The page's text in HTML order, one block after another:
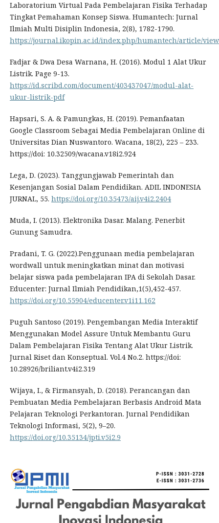
Laboratorium Virtual Pada Pembelajaran Fisika Terhadap
Tingkat Pemahaman Konsep Siswa. Humantech: Jurnal
Ilmiah Multi Disiplin Indonesia, 2(8), 1782-1790.
https://journal.ikopin.ac.id/index.php/humantech/article/
Fadjar & Dwa Desa Warnana, H. (2016). Modul 1 Alat Ukur
Listrik. Page 9-13.
https://id.scribd.com/document/403437047/modul-alat-
ukur-listrik-pdf
Hapsari, S. A. & Pamungkas, H. (2019). Pemanfaatan
Google Classroom Sebagai Media Pembelajaran Online di
Universitas Dian Nuswantoro. Wacana, 18(2), 225 – 233.
https://doi: 10.32509/wacana.v18i2.924
Lega, D. (2023). Tanggungjawab Pemerintah dan
Kesenjangan Sosial Dalam Pendidikan. ADIL INDONESIA
JURNAL, 55. https://doi.org/10.35473/aij.v4i2.2404
Muda, I. (2013). Elektronika Dasar. Malang. Penerbit
Gunung Samudra.
Pradani, T. G. (2022).Penggunaan media pembelajaran
wordwall untuk meningkatkan minat dan motivasi
belajar siswa pada pembelajaran IPA di Sekolah Dasar.
Educenter: Jurnal Ilmiah Pendidikan,1(5),452-457.
https://doi.org/10.55904/educenter.v1i11.162
Puguh Santoso (2019). Pengembangan Media Interaktif
Menggunakan Model Assure Untuk Membantu Guru
Dalam Pembelajaran Fisika Tentang Alat Ukur Listrik.
Jurnal Riset dan Konseptual. Vol.4 No.2. https://doi:
10.28926/briliant.v4i2.319
Wijaya, I., & Firmansyah, D. (2018). Perancangan dan
Pembuatan Media Pembelajaran Berbasis Android Mata
Pelajaran Teknologi Perkantoran. Jurnal Pendidikan
Teknologi Informasi, 5(2), 9–20.
https://doi.org/10.35134/jpti.v5i2.9